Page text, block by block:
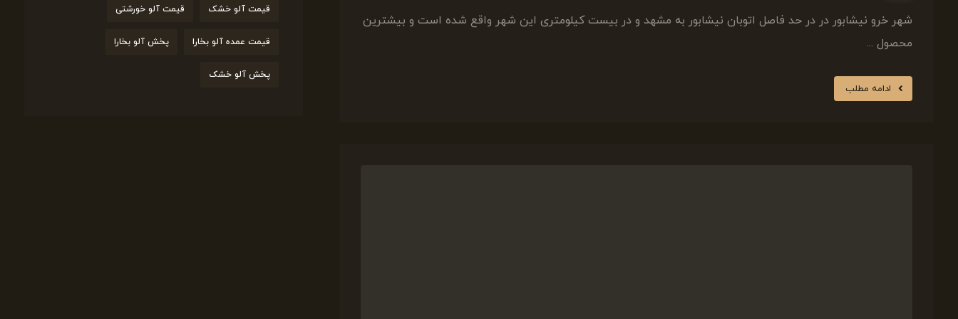
شهر خرو نیشابور در در حد فاصل اتوبان نیشابور به مشهد و در بیست کیلومتری این شهر واقع شده است و بیشترین
محصول ...
ادامه مطلب
قیمت آلو خشک قیمت آلو خورشتی
قیمت عمده آلو بخارا پخش آلو بخارا
پخش آلو خشک